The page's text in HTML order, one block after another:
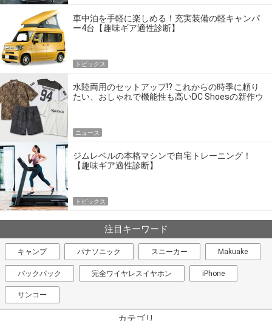
車中泊を手軽に楽しめる！充実装備の軽キャンパ
ー4台【趣味ギア適性診断】
トピックス
水陸両用のセットアップ!? これからの時季に頼り
たい、おしゃれで機能性も高いDC Shoesの新作ウ
ニュース
ジムレベルの本格マシンで自宅トレーニング！
【趣味ギア適性診断】
トピックス
注目キーワード
キャンプ パナソニック スニーカー Makuake
バックパック 完全ワイヤレスイヤホン iPhone
サンコー
カテゴリ